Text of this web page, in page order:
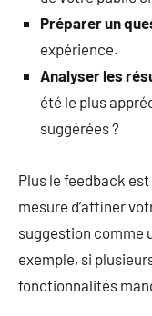
Préparer un
expérience.
Analyser les
été le plus
suggérées ?
Plus le feedback
mesure d’affiner
suggestion comme
exemple, si
fonctionnalités